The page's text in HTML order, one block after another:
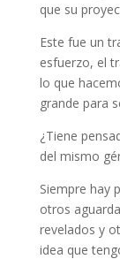
que su
Este fue un
esfuerzo, el
lo que
grande para
¿Tiene
del mismo
Siempre hay
otros
revelados y
idea que